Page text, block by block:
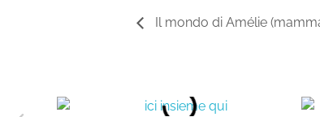
Il mondo di Amélie